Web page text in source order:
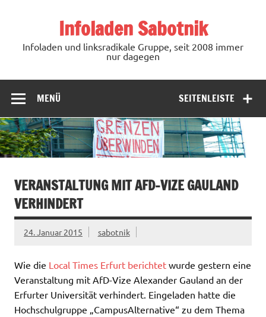
Infoladen Sabotnik
Infoladen und linksradikale Gruppe, seit 2008 immer
nur dagegen
SEITENLEISTE
MENÜ
VERANSTALTUNG MIT AFD-VIZE GAULAND
VERHINDERT
24. Januar 2015 sabotnik
Wie die Local Times Erfurt berichtet wurde gestern eine
Veranstaltung mit AfD-Vize Alexander Gauland an der
Erfurter Universität verhindert. Eingeladen hatte die
Hochschulgruppe „CampusAlternative“ zu dem Thema